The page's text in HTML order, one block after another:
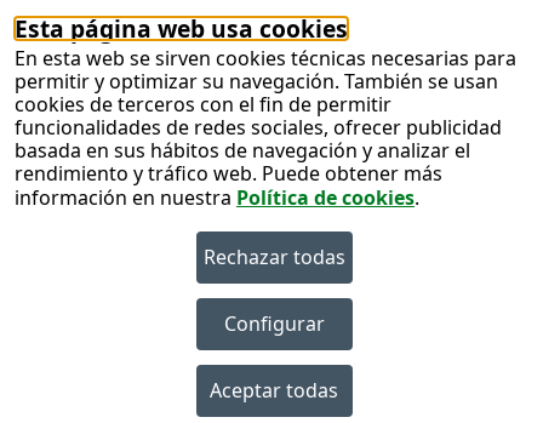
Esta página web usa cookies
En esta web se sirven cookies técnicas necesarias para
permitir y optimizar su navegación. También se usan
cookies de terceros con el fin de permitir
funcionalidades de redes sociales, ofrecer publicidad
basada en sus hábitos de navegación y analizar el
rendimiento y tráfico web. Puede obtener más
información en nuestra Política de cookies.